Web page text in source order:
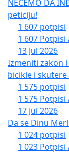
NEĆEMO DA
peticiju!
1 607 potpisi
1 607 Potpisi
13 Jul 2026
Izmeniti zakon
bicikle i skutere
1 575 potpisi
1 575 Potpisi
17 Jul 2026
Da se Dinu
1 024 potpisi
1 023 Potpisi